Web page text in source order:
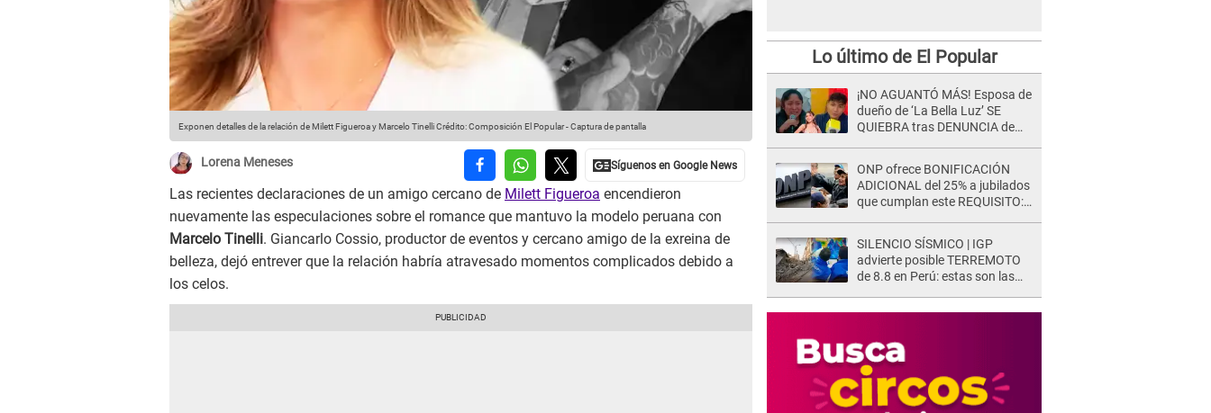
Exponen detalles de la relación de Milett Figueroa y Marcelo TinelliCrédito: Composición El Popular - Captura de pantalla
Lorena Meneses
Las recientes declaraciones de un amigo cercano de Milett Figueroa encendieron
nuevamente las especulaciones sobre el romance que mantuvo la modelo peruana con
Marcelo Tinelli. Giancarlo Cossio, productor de eventos y cercano amigo de la exreina de
belleza, dejó entrever que la relación habría atravesado momentos complicados debido a
los celos.
Lo último de El Popular
¡NO AGUANTÓ MÁS! Esposa de
dueño de ‘La Bella Luz’ SE
QUIEBRA tras DENUNCIA de
ONP ofrece BONIFICACIÓN
ADICIONAL del 25% a jubilados
que cumplan este REQUISITO:
SILENCIO SÍSMICO | IGP
advierte posible TERREMOTO
de 8.8 en Perú: estas son las